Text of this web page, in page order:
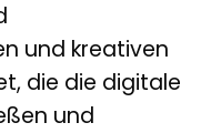
und kreativen
die die digitale
und